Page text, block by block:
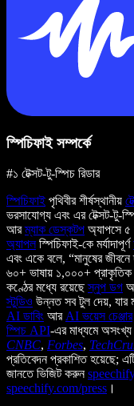
স্পিচিফাই সম্পর্কে
#১ টেক্সট-টু-স্পিচ রিডার
স্পিচিফাই পৃথিবীর শীর্ষস্থানীয়
ভরসাযোগ্য এবং এর টেক্সট-টু-
আরম্যাক ডেস্কটপ অ্যাপসে ৫
অ্যাপলস্পিচিফাই-কে মর্যাদাপূর্ণ
এবং একে বলে, “মানুষের
৬০+ ভাষায় ১,০০০+ প্রাকৃতিক
কণ্ঠের মধ্যে রয়েছেস্নুপ ডগ
স্টুডিও উন্নত সব টুল দেয়, যার
AI ডাবিং আরAI ভয়েস চেঞ্জার
স্পিচ API-এর মাধ্যমে অসংখ্য
CNBC, Forbes,
প্রতিবেদন প্রকাশিত হয়েছে;
জানতে ভিজিট করুন
speechify.com/press ।